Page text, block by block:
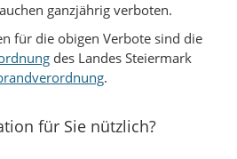
ganzjährig verboten.
für die obigen Verbote sind die
des Landes Steiermark
.
für Sie nützlich?